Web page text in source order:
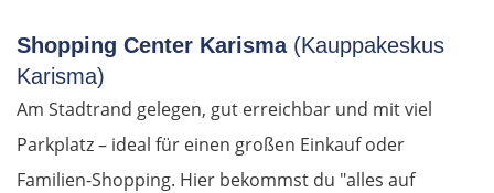
Shopping Center Karisma (Kauppakeskus
Karisma)
Am Stadtrand gelegen, gut erreichbar und mit viel
Parkplatz – ideal für einen großen Einkauf oder
Familien-Shopping. Hier bekommst du "alles auf
Chalkida
SÜDROUTE
Athen